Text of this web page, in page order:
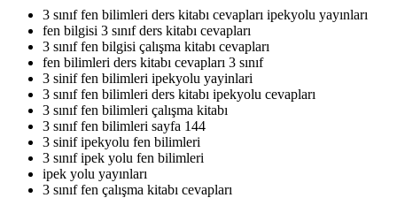
3 sınıf fen bilimleri ders kitabı cevapları ipekyolu yayınları
fen bilgisi 3 sınıf ders kitabı cevapları
3 sınıf fen bilgisi çalışma kitabı cevapları
fen bilimleri ders kitabı cevapları 3 sınıf
3 sinif fen bilimleri ipekyolu yayinlari
3 sınıf fen bilimleri ders kitabı ipekyolu cevapları
3 sınıf fen bilimleri çalışma kitabı
3 sınıf fen bilimleri sayfa 144
3 sinif ipekyolu fen bilimleri
3 sınıf ipek yolu fen bilimleri
ipek yolu yayınları
3 sınıf fen çalışma kitabı cevapları